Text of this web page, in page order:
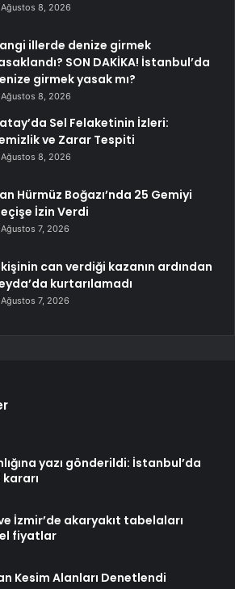
Ağustos 8, 2026
illerde denize girmek
SON DAKİKA! İstanbul’da
girmek yasak mı?
Ağustos 8, 2026
Sel Felaketinin İzleri:
ve Zarar Tespiti
Ağustos 8, 2026
Hürmüz Boğazı’nda 25 Gemiyi
İzin Verdi
Ağustos 7, 2026
can verdiği kazanın ardından
kurtarılamadı
Ağustos 7, 2026
yazı gönderildi: İstanbul’da
İzmir’de akaryakıt tabelaları
fiyatlar
Kesim Alanları Denetlendi